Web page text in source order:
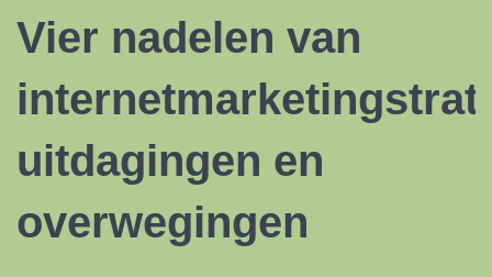
Vier nadelen van
uitdagingen en
overwegingen